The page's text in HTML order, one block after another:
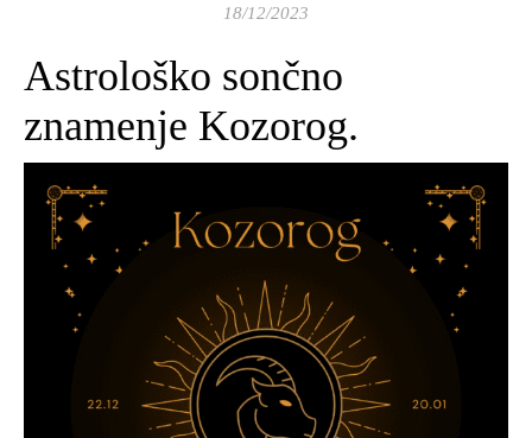
18/12/2023
Astrološko sončno
znamenje Kozorog.